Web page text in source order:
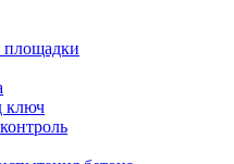
площадки
ключ